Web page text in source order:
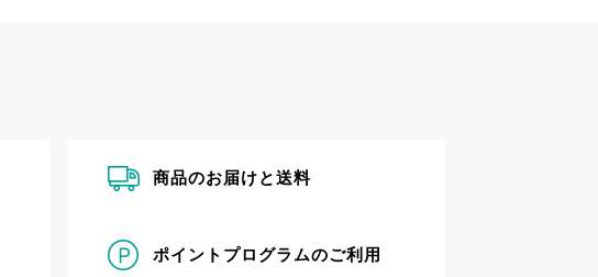
商品のお届けと送料
ポイントプログラムのご利用